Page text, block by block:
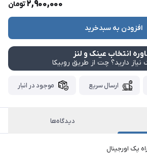
2,900,000تومان
افزودن به سبدخرید
انتخاب عینک و لنز
نیاز دارید؟ چت از طریق روبیکا
ارسال سریع موجود در انبار
دیدگاه‌ها
پک اورجینال